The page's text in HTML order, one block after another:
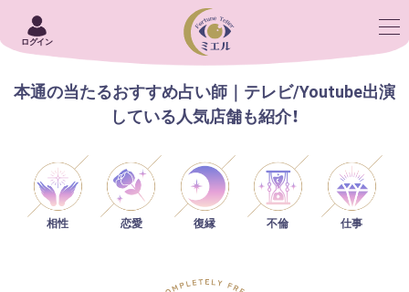
ログイン
本通の当たるおすすめ占い師｜テレビ/Youtube出演
している人気店舗も紹介！
相性 恋愛 復縁 不倫 仕事